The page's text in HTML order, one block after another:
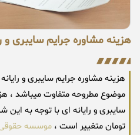
هزینه مشاوره جرایم سایبری و
هزینه مشاوره جرایم سایبری و
موضوع مطروحه متفاوت میباشد ،
تومان متغییر است ، موسسه حقوقی